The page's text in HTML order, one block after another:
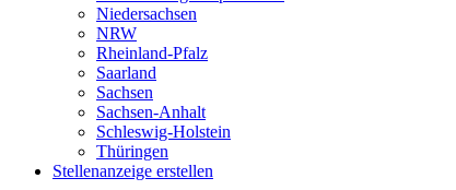
Niedersachsen
NRW
Rheinland-Pfalz
Saarland
Sachsen
Sachsen-Anhalt
Schleswig-Holstein
Thüringen
Stellenanzeige erstellen